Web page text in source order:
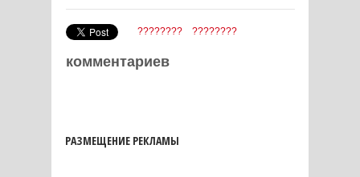
???????? ????????
комментариев
РАЗМЕЩЕНИЕ РЕКЛАМЫ